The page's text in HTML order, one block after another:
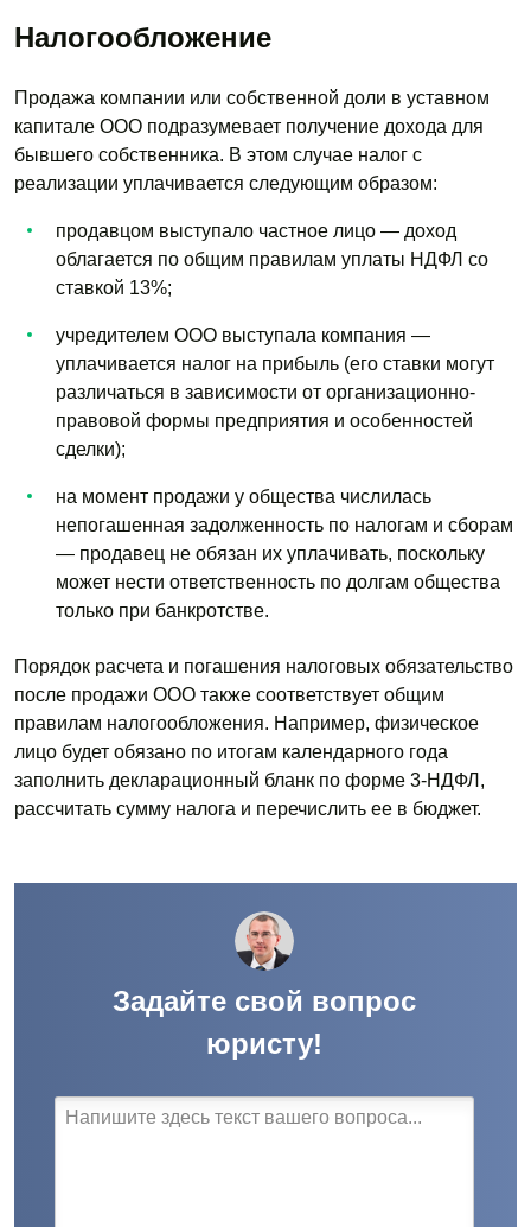
Налогообложение
Продажа компании или собственной доли в уставном
капитале ООО подразумевает получение дохода для
бывшего собственника. В этом случае налог с
реализации уплачивается следующим образом:
продавцом выступало частное лицо — доход
облагается по общим правилам уплаты НДФЛ со
ставкой 13%;
учредителем ООО выступала компания —
уплачивается налог на прибыль (его ставки могут
различаться в зависимости от организационно-
правовой формы предприятия и особенностей
сделки);
на момент продажи у общества числилась
непогашенная задолженность по налогам и сборам
— продавец не обязан их уплачивать, поскольку
может нести ответственность по долгам общества
только при банкротстве.
Порядок расчета и погашения налоговых обязательство
после продажи ООО также соответствует общим
правилам налогообложения. Например, физическое
лицо будет обязано по итогам календарного года
заполнить декларационный бланк по форме 3-НДФЛ,
рассчитать сумму налога и перечислить ее в бюджет.
Задайте свой вопрос
юристу!